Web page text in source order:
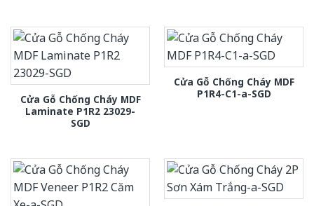
Cửa Gỗ Chống Cháy MDF
Laminate P1R2 23029-
SGD
Cửa Gỗ Chống Cháy MDF
P1R4-C1-a-SGD